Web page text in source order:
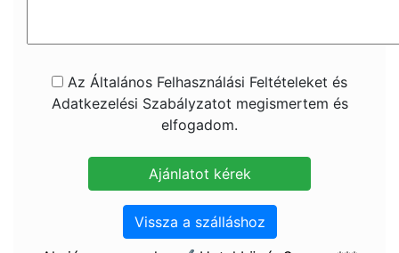
Az Általános Felhasználási Feltételeket és
Adatkezelési Szabályzatot megismertem és
elfogadom.
Vissza a szálláshoz